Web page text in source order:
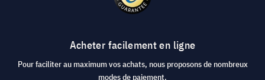
Acheter facilement en ligne
Pour faciliter au maximum vos achats, nous proposons de nombreux
modes de paiement.